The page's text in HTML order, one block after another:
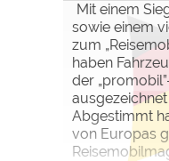
Mit einem
sowie einem
zum
haben
der
Abgestimmt
von Europas